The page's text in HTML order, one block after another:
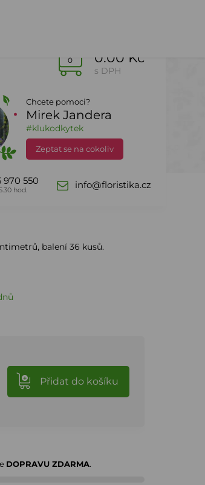
0 0.00 Kč
s DPH
DealZone
balení 36 kusů.
Přidat do košíku
DOPRAVU ZDARMA.
Chcete pomoci?
Mirek Jandera
#klukodkytek
Zeptat se na cokoliv
970 550
hod. info@floristika.cz